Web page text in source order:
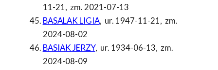
11-21, zm. 2021-07-13
BASALAK LIGIA, ur. 1947-11-21, zm.
2024-08-02
BASIAK JERZY, ur. 1934-06-13, zm.
2024-08-09